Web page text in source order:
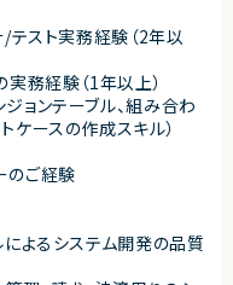
/テスト実務経験（2年以
実務経験（1年以上）
ョンテーブル、組み合わ
ケースの作成スキル）
のご経験
によるシステム開発の品質